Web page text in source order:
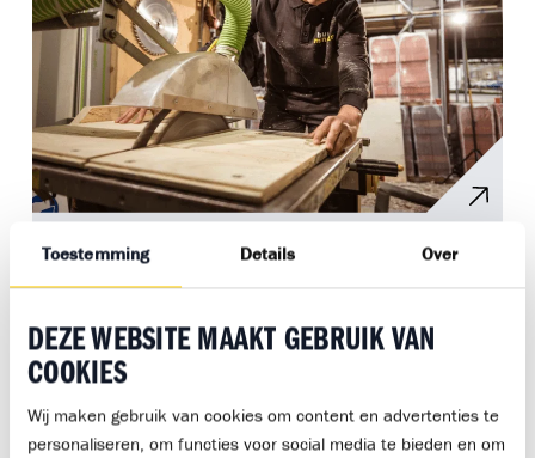
Toestemming Details Over
DEZE WEBSITE MAAKT GEBRUIK VAN
COOKIES
Wij maken gebruik van cookies om content en advertenties te
personaliseren, om functies voor social media te bieden en om
Allround Timmerkracht
3-jarige opleiding